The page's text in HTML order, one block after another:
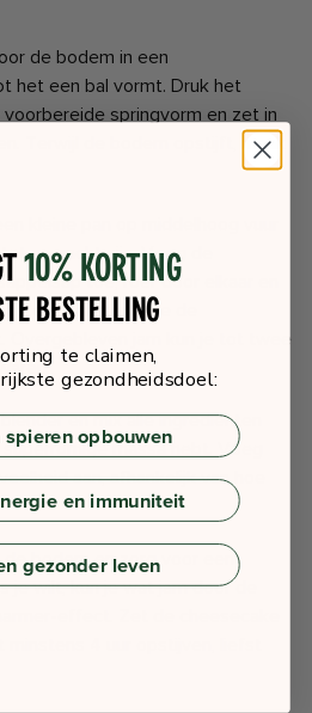
de bodem in een
het een bal vormt. Druk het
springvorm en zet in
Terwijl de bodem opstijft, maak
kleine pan op middelhoog vuur
ze zacht zijn. Voeg de
toe, roer door elkaar en
Zet apart terwijl je de
Overgebleven jam kun je tot twee
en mix alle ingrediënten
massa hebt. Voeg
aan, afhankelijk van hoe
bodem en zorg voor een
je wilt, kun je wat jam door de
effect. Zet de cheesecake
4 uur opstijven, liefst
10% korting
bestelling
te claimen,
gezondheidsdoel:
spieren opbouwen
en immuniteit
gezonder leven